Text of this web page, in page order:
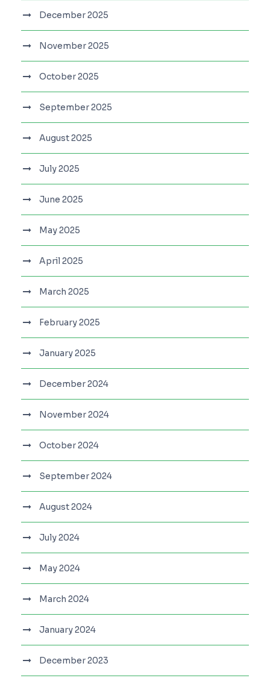
December 2025
November 2025
October 2025
September 2025
August 2025
July 2025
June 2025
May 2025
April 2025
March 2025
February 2025
January 2025
December 2024
November 2024
October 2024
September 2024
August 2024
July 2024
May 2024
March 2024
January 2024
December 2023